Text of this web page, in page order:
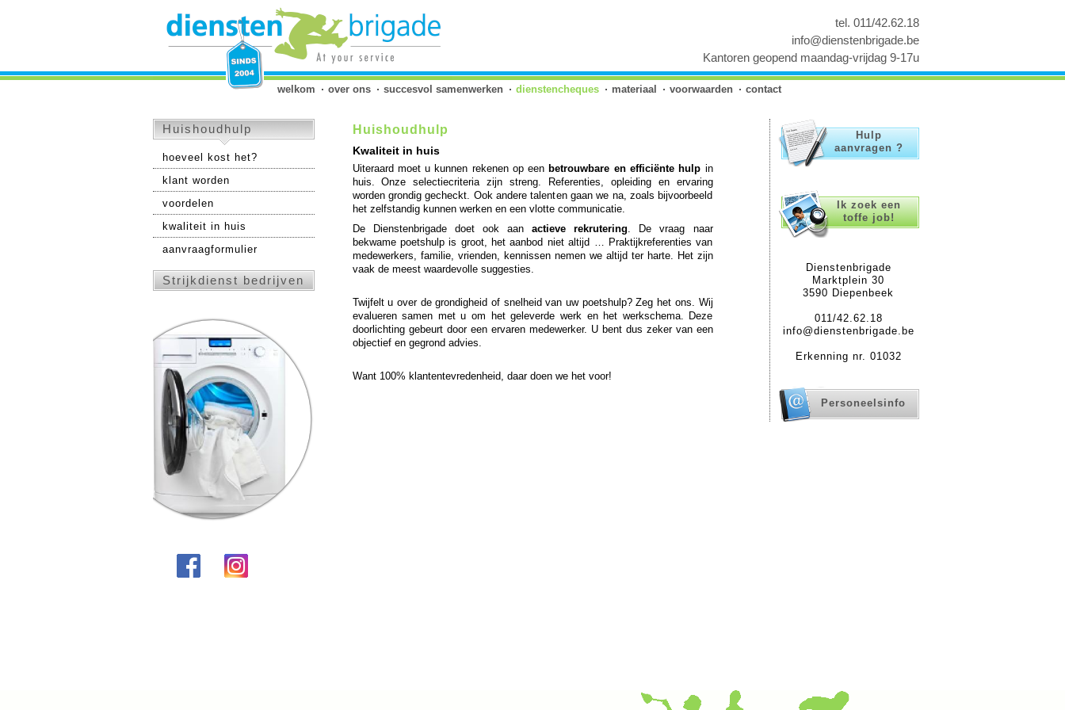
tel. 011/42.62.18
info@dienstenbrigade.be
Kantoren geopend maandag-vrijdag 9-17u
welkom over ons succesvol samenwerken dienstencheques materiaal voorwaarden contact
Huishoudhulp
hoeveel kost het?
klant worden
voordelen
kwaliteit in huis
aanvraagformulier
Strijkdienst bedrijven
Hulp
aanvragen ?
Ik zoek een
toffe job!
Dienstenbrigade
Marktplein 30
3590 Diepenbeek
011/42.62.18
info@dienstenbrigade.be
Erkenning nr. 01032
Personeelsinfo
Huishoudhulp
Kwaliteit in huis
Uiteraard moet u kunnen rekenen op een betrouwbare en efficiënte hulp in
huis. Onze selectiecriteria zijn streng. Referenties, opleiding en ervaring
worden grondig gecheckt. Ook andere talenten gaan we na, zoals bijvoorbeeld
het zelfstandig kunnen werken en een vlotte communicatie.
De Dienstenbrigade doet ook aanactieve rekrutering. De vraag naar
bekwame poetshulp is groot, het aanbod niet altijd … Praktijkreferenties van
medewerkers, familie, vrienden, kennissen nemen we altijd ter harte. Het zijn
vaak de meest waardevolle suggesties.
Twijfelt u over de grondigheid of snelheid van uw poetshulp? Zeg het ons. Wij
evalueren samen met u om het geleverde werk en het werkschema. Deze
doorlichting gebeurt door een ervaren medewerker. U bent dus zeker van een
objectief en gegrond advies.
Want 100% klantentevredenheid, daar doen we het voor!